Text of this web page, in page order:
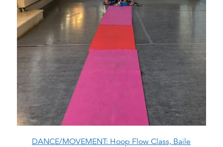
DANCE/MOVEMENT: Hoop Flow Class, Baile